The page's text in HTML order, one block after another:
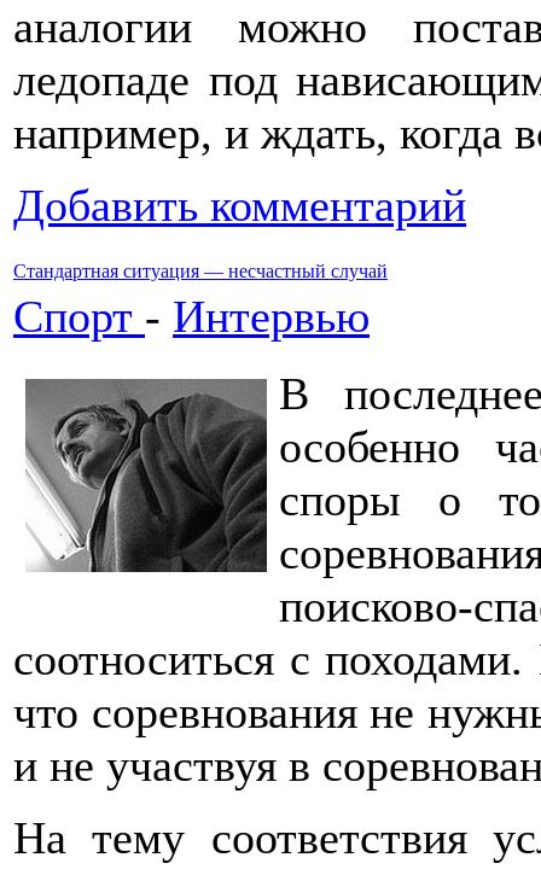
аналогии можно
ледопаде под
например, и ждать, когда
Добавить комментарий
Стандартная ситуация — несчастный случай
Спорт - Интервью
В
особенно
споры о
соотноситься с
что соревнования не
и не участвуя в
На тему соответствия